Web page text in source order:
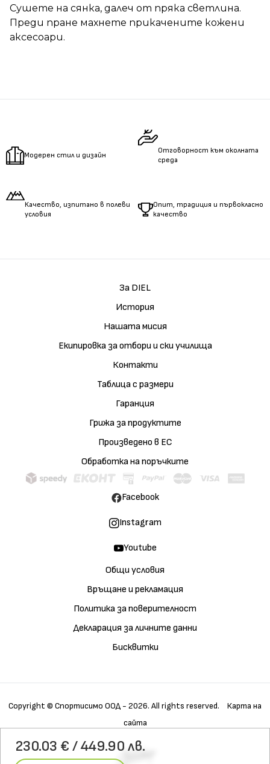
Сушете на сянка, далеч от пряка светлина.
Преди пране махнете прикачените кожени
аксесоари.
Галерия
Характеристики
Технологии
230.03 € / 449.90 лв.
Модерен стил и дизайн
Отговорност към околната
среда
Качество, изпитано в полеви
условия
Опит, традиция и първокласно
качество
За DIEL
История
Нашата мисия
Екипировка за отбори и ски училища
Контакти
Таблица с размери
Гаранция
Грижа за продуктите
Произведено в ЕС
Обработка на поръчките
Общи условия
Връщане и рекламация
Политика за поверителност
Декларация за личните данни
Бисквитки
Facebook
Instagram
Youtube
Copyright © Спортисимо ООД - 2026. All rights reserved.
Карта на
сайта